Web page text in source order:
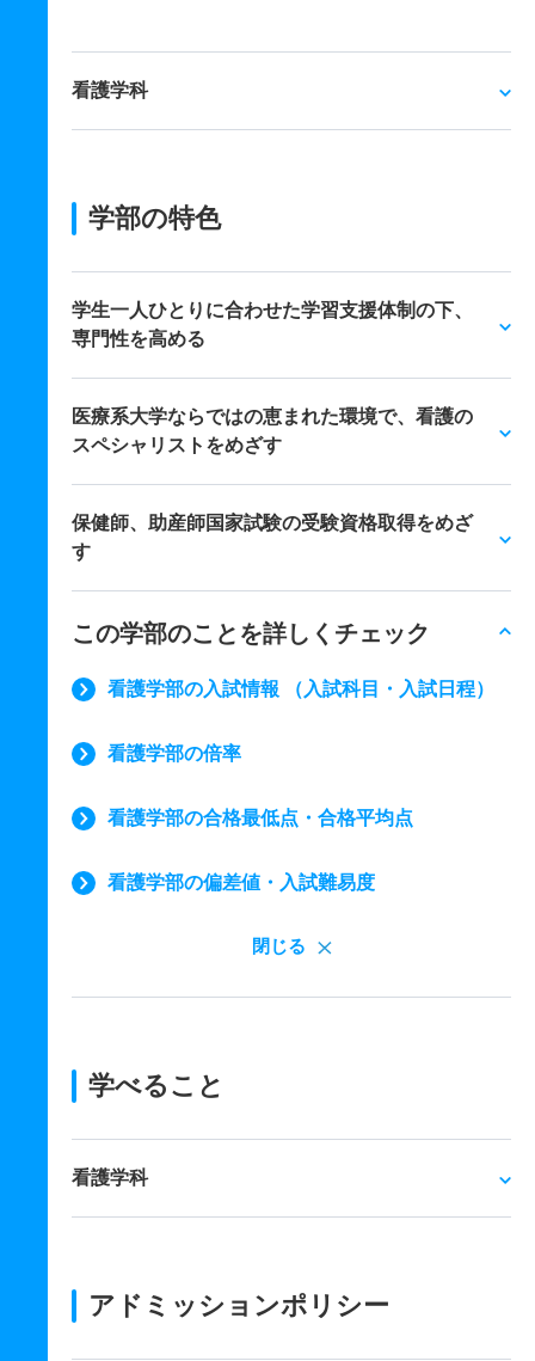
看護学科
学部の特色
学生一人ひとりに合わせた学習支援体制の下、
専門性を高める
医療系大学ならではの恵まれた環境で、看護の
スペシャリストをめざす
保健師、助産師国家試験の受験資格取得をめざ
す
この学部のことを詳しくチェック
看護学部の入試情報 （入試科目・入試日程）
看護学部の倍率
看護学部の合格最低点・合格平均点
看護学部の偏差値・入試難易度
閉じる
学べること
看護学科
アドミッションポリシー